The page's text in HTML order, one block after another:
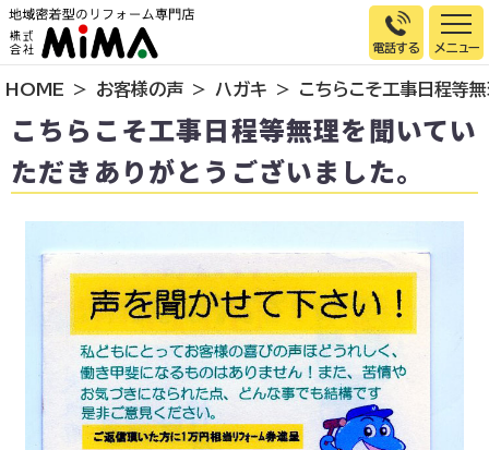
電話する
トップページ
選ばれる理由
施工事例
お客様の声
イベント情報
店舗＆モデルハウス紹介
スタッフ紹介
リフォームの流れ
お知らせ
HOME お客様の声 ハガキ こちらこそ工事日程等
こちらこそ工事日程等無理を聞いてい
ただきありがとうございました。